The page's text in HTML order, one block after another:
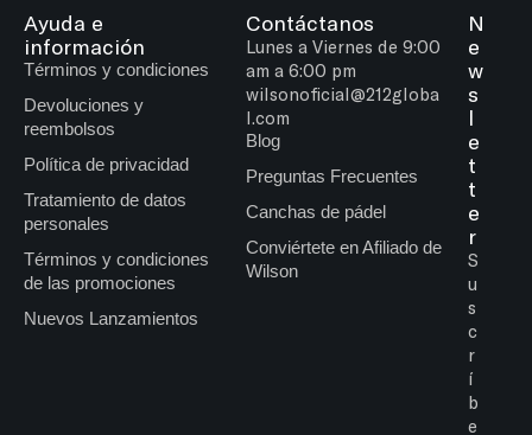
Ayuda e
información
Términos y condiciones
Devoluciones y
reembolsos
Política de privacidad
Tratamiento de datos
personales
Términos y condiciones
de las promociones
Nuevos Lanzamientos
Contáctanos
Lunes a Viernes de 9:00
am a 6:00 pm
wilsonoficial@212globa
l.com
Blog
Preguntas Frecuentes
Canchas de pádel
Conviértete en Afiliado de
Wilson
N
e
w
s
l
e
t
t
e
r
S
u
s
c
r
í
b
e